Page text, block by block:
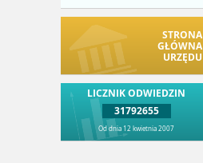
STRONA
GŁÓWNA
URZĘDU
LICZNIK ODWIEDZIN
31792655
Od dnia 12 kwietnia 2007